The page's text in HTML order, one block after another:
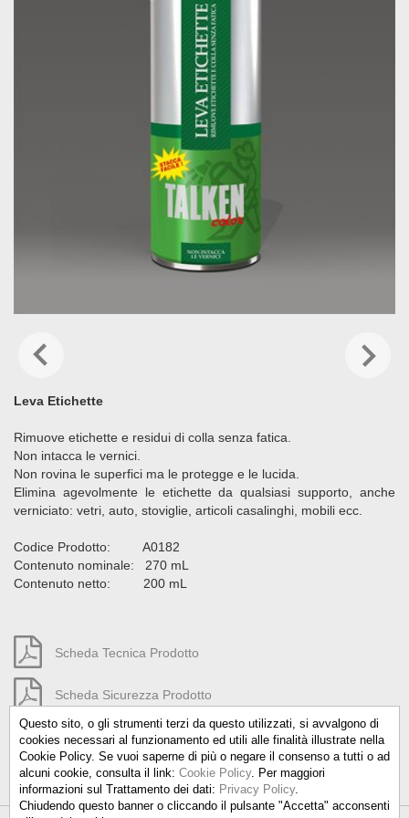
Leva Etichette
Rimuove etichette e residui di colla senza fatica.
Non intacca le vernici.
Non rovina le superfici ma le protegge e le lucida.
Elimina agevolmente le etichette da qualsiasi supporto, anche
verniciato: vetri, auto, stoviglie, articoli casalinghi, mobili ecc.
Codice Prodotto: A0182
Contenuto nominale: 270 mL
Contenuto netto: 200 mL
Scheda Tecnica Prodotto
Scheda Sicurezza Prodotto
Questo sito, o gli strumenti terzi da questo utilizzati, si avvalgono di
cookies necessari al funzionamento ed utili alle finalità illustrate nella
Cookie Policy. Se vuoi saperne di più o negare il consenso a tutti o ad
alcuni cookie, consulta il link: Cookie Policy. Per maggiori
informazioni sul Trattamento dei dati: Privacy Policy.
Chiudendo questo banner o cliccando il pulsante "Accetta" acconsenti